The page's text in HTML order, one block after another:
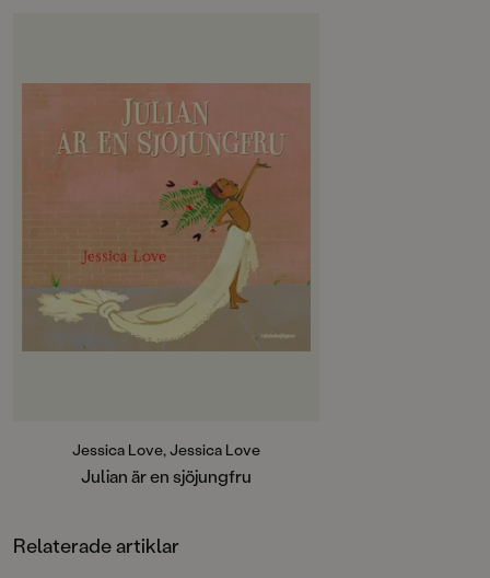
OM BOKEN
En dag när Julian åker tunnelbana
med sin mormor ser han tre
fascinerande personer, de ser ut
som sjöjungfrur med fantastiskt
hår och klänningar med släp. De
sprider en magisk stämning i hela
vagnen. När Julian kommer hem
kan han inte sluta tänka på mötet i
tunnelbanan. Tänk att få se ut som
en sjöjungfru! Med hjälp av
mormors gardiner, halsband och
krukväxter blir drömmen
Julian är en sjöjungfru är en bok
om drömmar och om vikten att få
"Jessica Loves berättelse
genomsyras av charm, ömhet och
Jessica Love, Jessica Love
Julian är en sjöjungfru
Relaterade artiklar